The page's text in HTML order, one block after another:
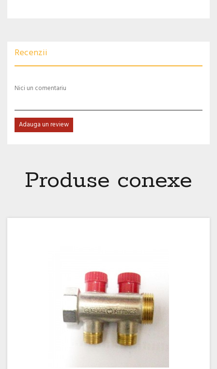
Recenzii
Nici un comentariu
Adauga un review
Produse conexe